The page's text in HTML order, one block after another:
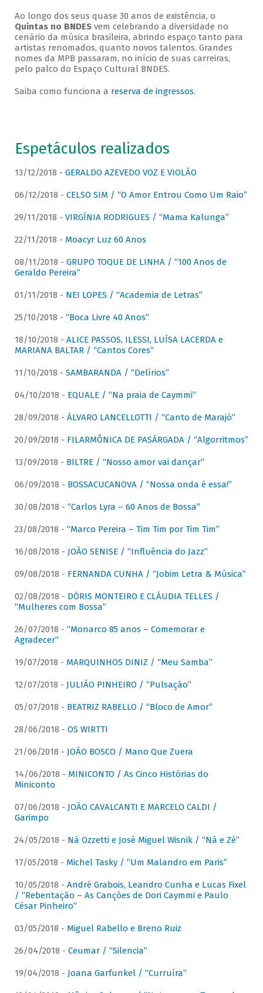
Ao longo dos seus quase 30 anos de existência, o
Quintas no BNDESvem celebrando a diversidade no
cenário da música brasileira, abrindo espaço tanto para
artistas renomados, quanto novos talentos. Grandes
nomes da MPB passaram, no início de suas carreiras,
pelo palco do Espaço Cultural BNDES.
Saiba como funciona a reserva de ingressos.
Espetáculos realizados
13/12/2018 - GERALDO AZEVEDO VOZ E VIOLÃO
06/12/2018 - CELSO SIM / “O Amor Entrou Como Um Raio”
29/11/2018 - VIRGÍNIA RODRIGUES / “Mama Kalunga”
22/11/2018 - Moacyr Luz 60 Anos
08/11/2018 - GRUPO TOQUE DE LINHA / “100 Anos de
Geraldo Pereira”
01/11/2018 - NEI LOPES / “Academia de Letras”
25/10/2018 - “Boca Livre 40 Anos”
18/10/2018 - ALICE PASSOS, ILESSI, LUÍSA LACERDA e
MARIANA BALTAR / “Cantos Cores”
11/10/2018 - SAMBARANDA / “Delírios”
04/10/2018 - EQUALE / “Na praia de Caymmi”
28/09/2018 - ÁLVARO LANCELLOTTI / “Canto de Marajó”
20/09/2018 - FILARMÔNICA DE PASÁRGADA / “Algorritmos”
13/09/2018 - BILTRE / “Nosso amor vai dançar”
06/09/2018 - BOSSACUCANOVA / “Nossa onda é essa!”
30/08/2018 - “Carlos Lyra – 60 Anos de Bossa”
23/08/2018 - “Marco Pereira – Tim Tim por Tim Tim”
16/08/2018 - JOÃO SENISE / “Influência do Jazz”
09/08/2018 - FERNANDA CUNHA / “Jobim Letra & Música”
02/08/2018 - DÓRIS MONTEIRO E CLÁUDIA TELLES /
“Mulheres com Bossa”
26/07/2018 - “Monarco 85 anos – Comemorar e
Agradecer”
19/07/2018 - MARQUINHOS DINIZ / “Meu Samba”
12/07/2018 - JULIÃO PINHEIRO / “Pulsação”
05/07/2018 - BEATRIZ RABELLO / “Bloco de Amor”
28/06/2018 - OS WIRTTI
21/06/2018 - JOÃO BOSCO / Mano Que Zuera
14/06/2018 - MINICONTO / As Cinco Histórias do
Miniconto
07/06/2018 - JOÃO CAVALCANTI E MARCELO CALDI /
Garimpo
24/05/2018 - Ná Ozzetti e José Miguel Wisnik / “Ná e Zé”
17/05/2018 - Michel Tasky / “Um Malandro em Paris”
10/05/2018 - André Grabois, Leandro Cunha e Lucas Fixel
/ “Rebentação – As Canções de Dori Caymmi e Paulo
César Pinheiro”
03/05/2018 - Miguel Rabello e Breno Ruiz
26/04/2018 - Ceumar / “Silencia”
19/04/2018 - Joana Garfunkel / “Curruíra”